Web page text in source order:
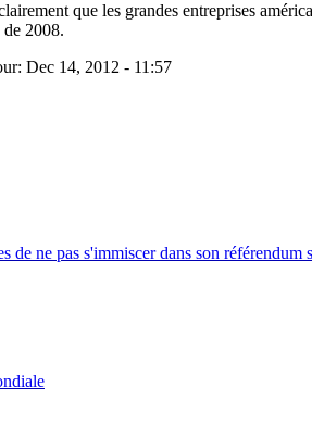
que les grandes entreprises
2008.
Dec 14, 2012 - 11:57
ne pas s'immiscer dans son référendum